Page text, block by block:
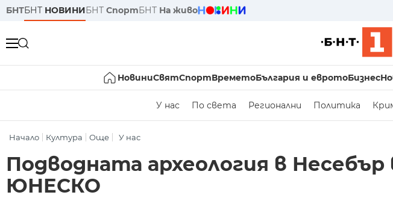
БНТБНТ НОВИНИБНТ СпортБНТ На живо
НовиниСвятСпортВреметоБългария и евротоБизнес
У нас По света Регионални Политика
Начало Култура Още У нас
Подводната археология в Несебър
ЮНЕСКО